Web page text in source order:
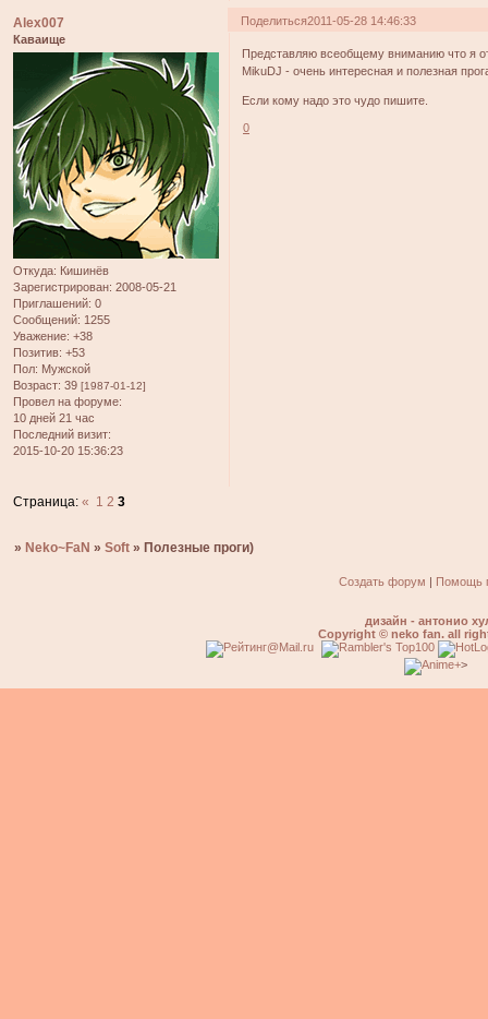
Поделиться2011-05-28 14:46:33
Alex007
Каваище
Откуда: Кишинёв
Зарегистрирован: 2008-05-21
Приглашений: 0
Сообщений: 1255
Уважение: +38
Позитив: +53
Пол: Мужской
Возраст: 39 [1987-01-12]
Провел на форуме:
10 дней 21 час
Последний визит:
2015-10-20 15:36:23
Представляю всеобщему вниманию что я
MikuDJ - очень интересная и полезная
Если кому надо это чудо пишите.
0
Страница:« 1 2 3
»Neko~FaN »Soft »Полезные проги)
Создать форум Помощь
дизайн - антонио
Copyright © neko fan. all
>